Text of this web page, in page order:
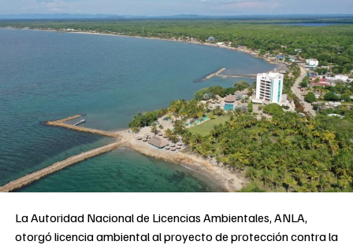
La Autoridad Nacional de Licencias Ambientales, ANLA,
otorgó licencia ambiental al proyecto de protección contra la